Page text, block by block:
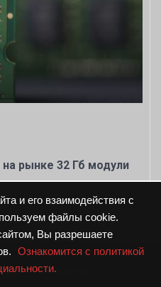
и его взаимодействия с
файлы cookie.
Вы разрешаете
Ознакомится с политикой
рынке 32 Гб модули
права защищены